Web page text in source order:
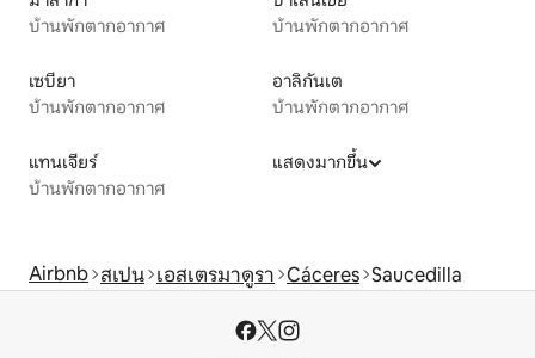
บ้านพักตากอากาศ
บ้านพักตากอากาศ
เซบียา
บ้านพักตากอากาศ
อาลิกันเต
บ้านพักตากอากาศ
แทนเจียร์
บ้านพักตากอากาศ
แสดงมากขึ้น
Airbnb สเปน เอสเตรมาดูรา Cáceres Saucedilla